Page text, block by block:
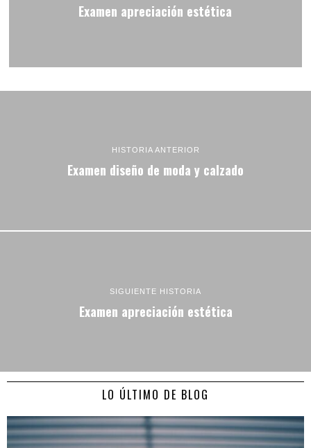
Examen apreciación estética
HISTORIA ANTERIOR
Examen diseño de moda y calzado
SIGUIENTE HISTORIA
Examen apreciación estética
LO ÚLTIMO DE BLOG